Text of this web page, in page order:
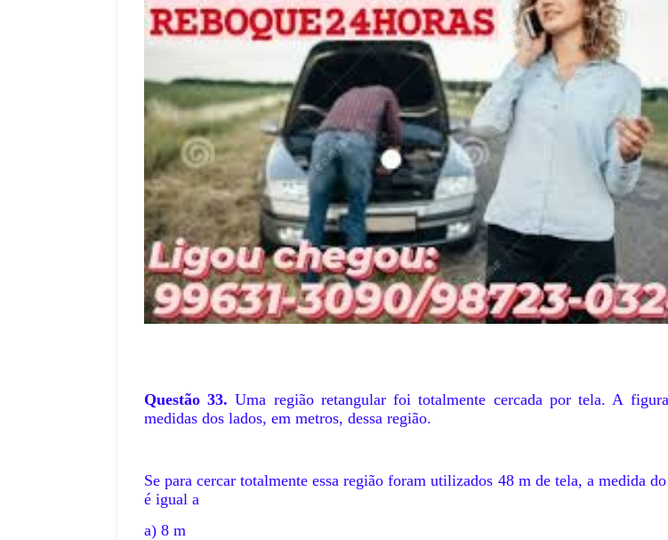
Questão 33. Uma região retangular foi totalmente cercada por tela. A
medidas dos lados, em metros, dessa região.
Se para cercar totalmente essa região foram utilizados 48 m de tela, a medida
é igual a
a) 8 m